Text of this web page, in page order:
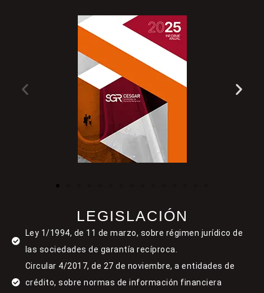
LEGISLACIÓN
Ley 1/1994, de 11 de marzo, sobre régimen jurídico de
las sociedades de garantía recíproca.
Circular 4/2017, de 27 de noviembre, a entidades de
crédito, sobre normas de información financiera